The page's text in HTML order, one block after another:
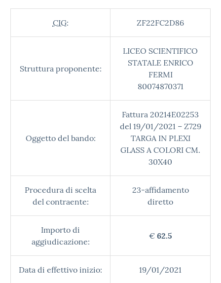
CIG: ZF22FC2D86
Struttura proponente:
LICEO SCIENTIFICO
STATALE ENRICO
FERMI
80074870371
Oggetto del bando:
Fattura 20214E02253
del 19/01/2021 – Z729
TARGA IN PLEXI
GLASS A COLORI CM.
30X40
Procedura di scelta
del contraente:
23-affidamento
diretto
Importo di
aggiudicazione:
€ 62.5
Data di effettivo inizio: 19/01/2021